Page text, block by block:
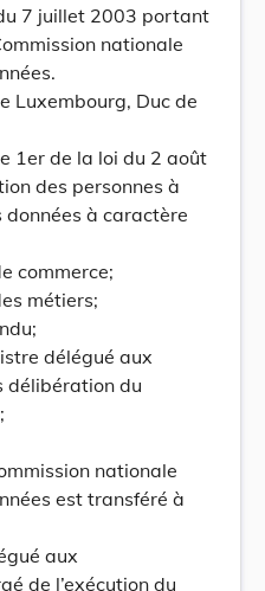
7 juillet 2003 portant
nationale
Luxembourg, Duc de
1er de la loi du 2 août
des personnes à
à caractère
commerce;
métiers;
délégué aux
délibération du
nationale
est transféré à
aux
de l’exécution du